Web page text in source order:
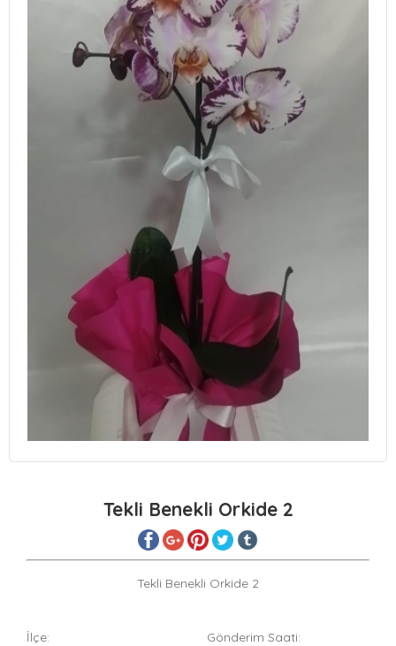
Tekli Benekli Orkide 2
Tekli Benekli Orkide 2
İlçe: Gönderim Saati: